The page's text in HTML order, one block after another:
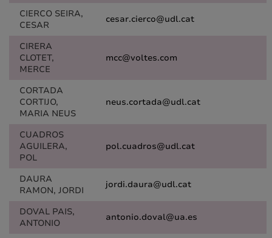
CIERCO SEIRA,
CESAR
cesar.cierco@udl.cat
CIRERA
CLOTET,
MERCE
mcc@voltes.com
CORTADA
CORTIJO,
MARIA NEUS
neus.cortada@udl.cat
CUADROS
AGUILERA,
POL
pol.cuadros@udl.cat
DAURA
RAMON, JORDI
jordi.daura@udl.cat
DOVAL PAIS,
ANTONIO
antonio.doval@ua.es